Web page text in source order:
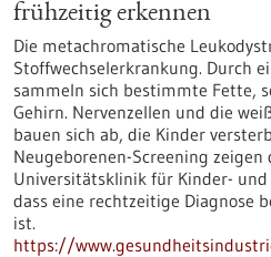
frühzeitig erkennen
Die metachromatische
Stoffwechselerkrankung. Durch
sammeln sich bestimmte Fette,
Gehirn. Nervenzellen und die
bauen sich ab, die Kinder
Neugeborenen-Screening zeigen
Universitätsklinik für Kinder-
dass eine rechtzeitige Diagnose
ist.
https://